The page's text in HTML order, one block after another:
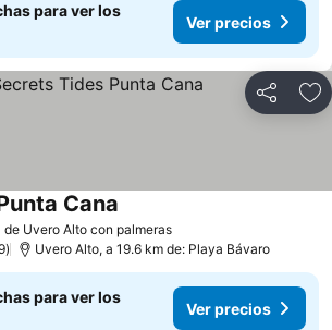
para ver los
Ver precios
Compartir
de Uvero Alto con palmerasVer precios
Cana
Uvero Alto, a 19.6 km de: Playa Bávaro
para ver los
Ver precios